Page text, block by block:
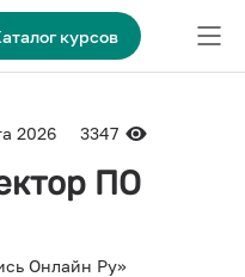
курсов
2026 3347
ПО
Онлайн Ру»